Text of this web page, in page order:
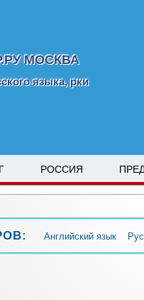
МОСКВА
языка, рки
РОССИЯ
Английский язык